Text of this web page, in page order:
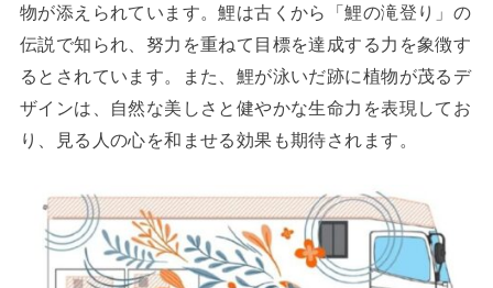
物が添えられています。鯉は古くから「鯉の滝登り」の
伝説で知られ、努力を重ねて目標を達成する力を象徴す
るとされています。また、鯉が泳いだ跡に植物が茂るデ
ザインは、自然な美しさと健やかな生命力を表現してお
り、見る人の心を和ませる効果も期待されます。